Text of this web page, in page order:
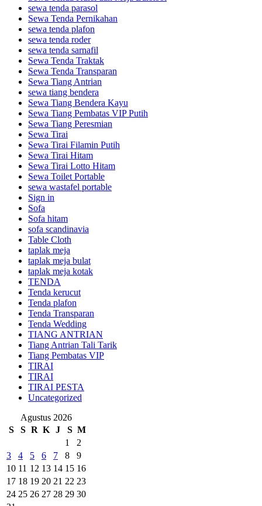
sewa tenda parasol
Sewa Tenda Pernikahan
sewa tenda plafon
sewa tenda roder
sewa tenda sarnafil
Sewa Tenda Traktak
Sewa Tenda Transparan
Sewa Tiang Antrian
sewa tiang bendera
Sewa Tiang Bendera Kayu
Sewa Tiang Pembatas VIP Putih
Sewa Tiang Peresmian
Sewa Tirai
Sewa Tirai Filamin Putih
Sewa Tirai Hitam
Sewa Tirai Lotto Hitam
Sewa Toilet Portable
sewa wastafel portable
Sign in
Sofa
Sofa hitam
sofa scandinavia
Table Cloth
taplak meja
taplak meja bulat
taplak meja kotak
TENDA
Tenda kerucut
Tenda plafon
Tenda Transparan
Tenda Wedding
TIANG ANTRIAN
Tiang Antrian Tali Tarik
Tiang Pembatas VIP
TIRAI
TIRAI
TIRAI PESTA
Uncategorized
Agustus 2026
S
S R K J S M
1
2
3
4 5 6 7 8
9
10 11 12 13 14 15 16
17 18 19 20 21 22 23
24 25 26 27 28 29 30